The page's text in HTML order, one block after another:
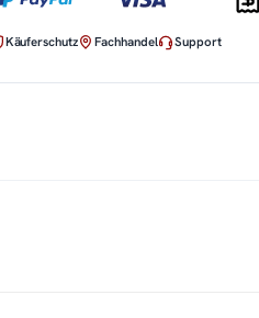
Käuferschutz Fachhandel Support